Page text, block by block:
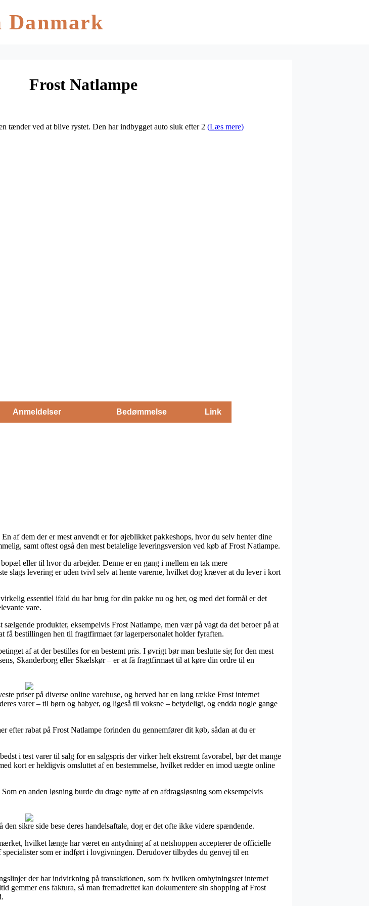
Danmark
Frost Natlampe
tænder ved at blive rystet. Den har indbygget auto sluk efter 2 (Læs mere)
Anmeldelser Bedømmelse Link
af dem der er mest anvendt er for øjeblikket pakkeshops, hvor du selv henter dine
samt oftest også den mest betalelige leveringsversion ved køb af Frost Natlampe.
eller til hvor du arbejder. Denne er en gang i mellem en tak mere
slags levering er uden tvivl selv at hente varerne, hvilket dog kræver at du lever i kort
essentiel ifald du har brug for din pakke nu og her, og med det formål er det
vare.
produkter, eksempelvis Frost Natlampe, men vær på vagt da det beroer på at
bestillingen hen til fragtfirmaet før lagerpersonalet holder fyraften.
af at der bestilles for en bestemt pris. I øvrigt bør man beslutte sig for den mest
Skanderborg eller Skælskør – er at få fragtfirmaet til at køre din ordre til en
priser på diverse online varehuse, og herved har en lang række Frost internet
varer – til børn og babyer, og ligeså til voksne – betydeligt, og endda nogle gange
rabat på Frost Natlampe forinden du gennemfører dit køb, sådan at du er
i test varer til salg for en salgspris der virker helt ekstremt favorabel, bør det mange
kort er heldigvis omsluttet af en bestemmelse, hvilket redder en imod uægte online
en anden løsning burde du drage nytte af en afdragsløsning som eksempelvis
sikre side bese deres handelsaftale, dog er det ofte ikke videre spændende.
hvilket længe har været en antydning af at netshoppen accepterer de officielle
som er indført i lovgivningen. Derudover tilbydes du genvej til en
der har indvirkning på transaktionen, som fx hvilken ombytningsret internet
gemmer ens faktura, så man fremadrettet kan dokumentere sin shopping af Frost